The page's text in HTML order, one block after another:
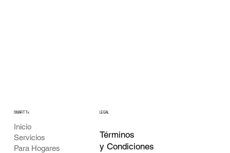
SMARTTx
Inicio
Servicios
Para Hogares
LEGAL
Términos
y Condiciones